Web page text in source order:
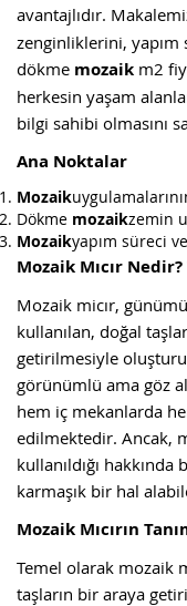
avantajlıdır.
zenginliklerini,
dökme mozaik m2
herkesin yaşam
bilgi sahibi olmasını
Ana Noktalar
Mozaik
Dökme mozaikzemin
Mozaikyapım süreci
Mozaik Mıcır
Mozaik micır,
kullanılan, doğal
getirilmesiyle
görünümlü ama göz
hem iç mekanlarda
edilmektedir. Ancak,
kullanıldığı
karmaşık bir hal
Mozaik Mıcırın
Temel olarak mozaik
taşların bir araya